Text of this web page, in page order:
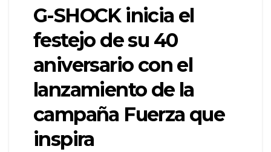
G-SHOCK inicia el
festejo de su 40
aniversario con el
lanzamiento de la
campaña Fuerza que
inspira